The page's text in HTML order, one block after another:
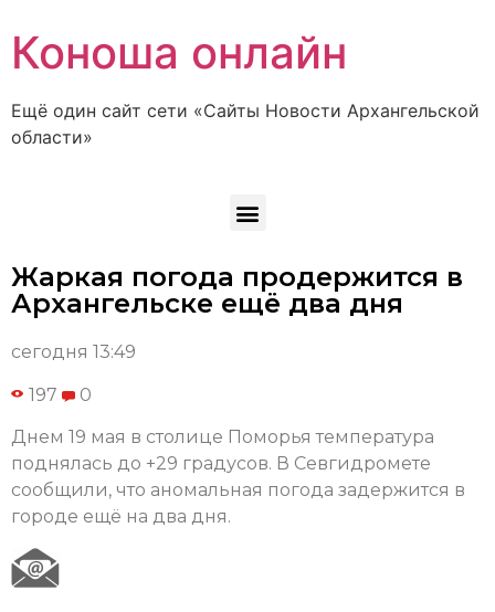
Коноша онлайн
Ещё один сайт сети «Сайты Новости Архангельской
области»
Жаркая погода продержится в
Архангельске ещё два дня
сегодня 13:49
197 0
Днем 19 мая в столице Поморья температура
поднялась до +29 градусов. В Севгидромете
сообщили, что аномальная погода задержится в
городе ещё на два дня.